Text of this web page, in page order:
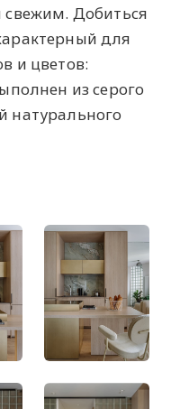
свежим. Добиться
для
и цветов:
из серого
натурального